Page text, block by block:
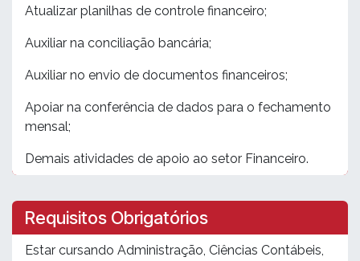
Atualizar planilhas de controle financeiro;
Auxiliar na conciliação bancária;
Auxiliar no envio de documentos financeiros;
Apoiar na conferência de dados para o fechamento
mensal;
Demais atividades de apoio ao setor Financeiro.
Requisitos Obrigatórios
Estar cursando Administração, Ciências Contábeis,